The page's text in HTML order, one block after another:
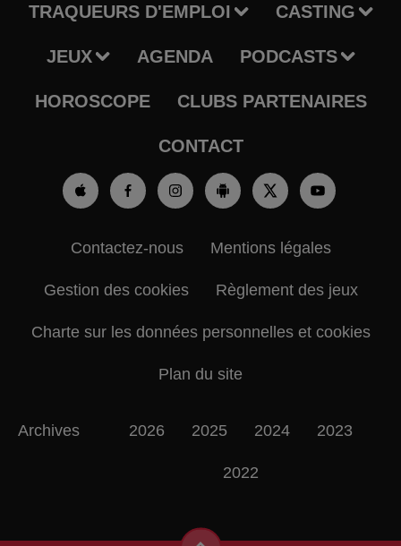
TRAQUEURS D'EMPLOI CASTING
JEUX AGENDA PODCASTS
HOROSCOPE CLUBS PARTENAIRES
CONTACT
Contactez-nous Mentions légales
Gestion des cookies Règlement des jeux
Charte sur les données personnelles et cookies
Plan du site
Archives 2026 2025 2024 2023
2022